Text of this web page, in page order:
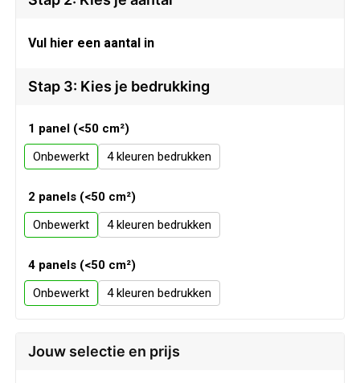
Veiligheid, Auto en Fiets
Vrije tijd en Strand
Waterflesjes
Sweaters
T-Shirts
Veiligheidssignalering en Verlichting
Oog- en gelaatsbescherming
Gehoorbescherming
Ademhalingsbescherming
Vul hier een aantal in
Stap 3: Kies je bedrukking
1 panel (<50 cm²)
Onbewerkt
4
2 panels (<50 cm²)
Onbewerkt
4
4 panels (<50 cm²)
Onbewerkt
4
Jouw selectie en prijs